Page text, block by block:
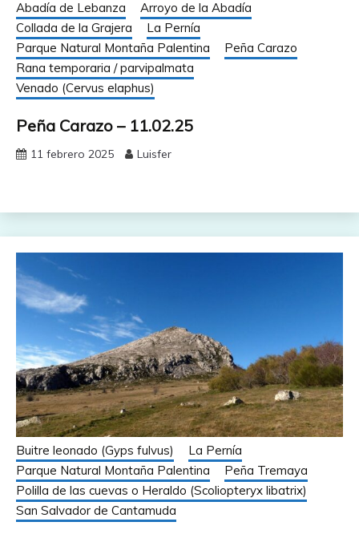
Abadía de Lebanza
Arroyo de la Abadía
Collada de la Grajera
La Pernía
Parque Natural Montaña Palentina
Peña Carazo
Rana temporaria / parvipalmata
Venado (Cervus elaphus)
Peña Carazo – 11.02.25
11 febrero 2025 Luisfer
Buitre leonado (Gyps fulvus)
La Pernía
Parque Natural Montaña Palentina
Peña Tremaya
Polilla de las cuevas o Heraldo (Scoliopteryx libatrix)
San Salvador de Cantamuda